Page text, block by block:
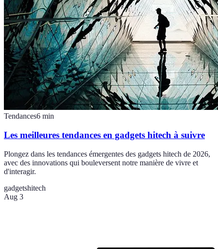
Tendances6 min
Les meilleures tendances en gadgets hitech à suivre
Plongez dans les tendances émergentes des gadgets hitech de 2026,
avec des innovations qui bouleversent notre manière de vivre et
d'interagir.
gadgetshitech
Aug 3